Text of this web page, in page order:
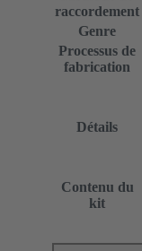
raccordement
Genre
Processus de
fabrication
Détails
Contenu du
kit